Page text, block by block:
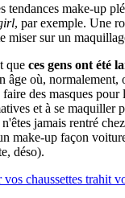
tendances make-up
, par exemple. Une
miser sur un
que ces gens ont été
âge où, normalement,
faire des masques
et à se maquiller
jamais rentré
make-up façon
déso).
chaussettes trahit